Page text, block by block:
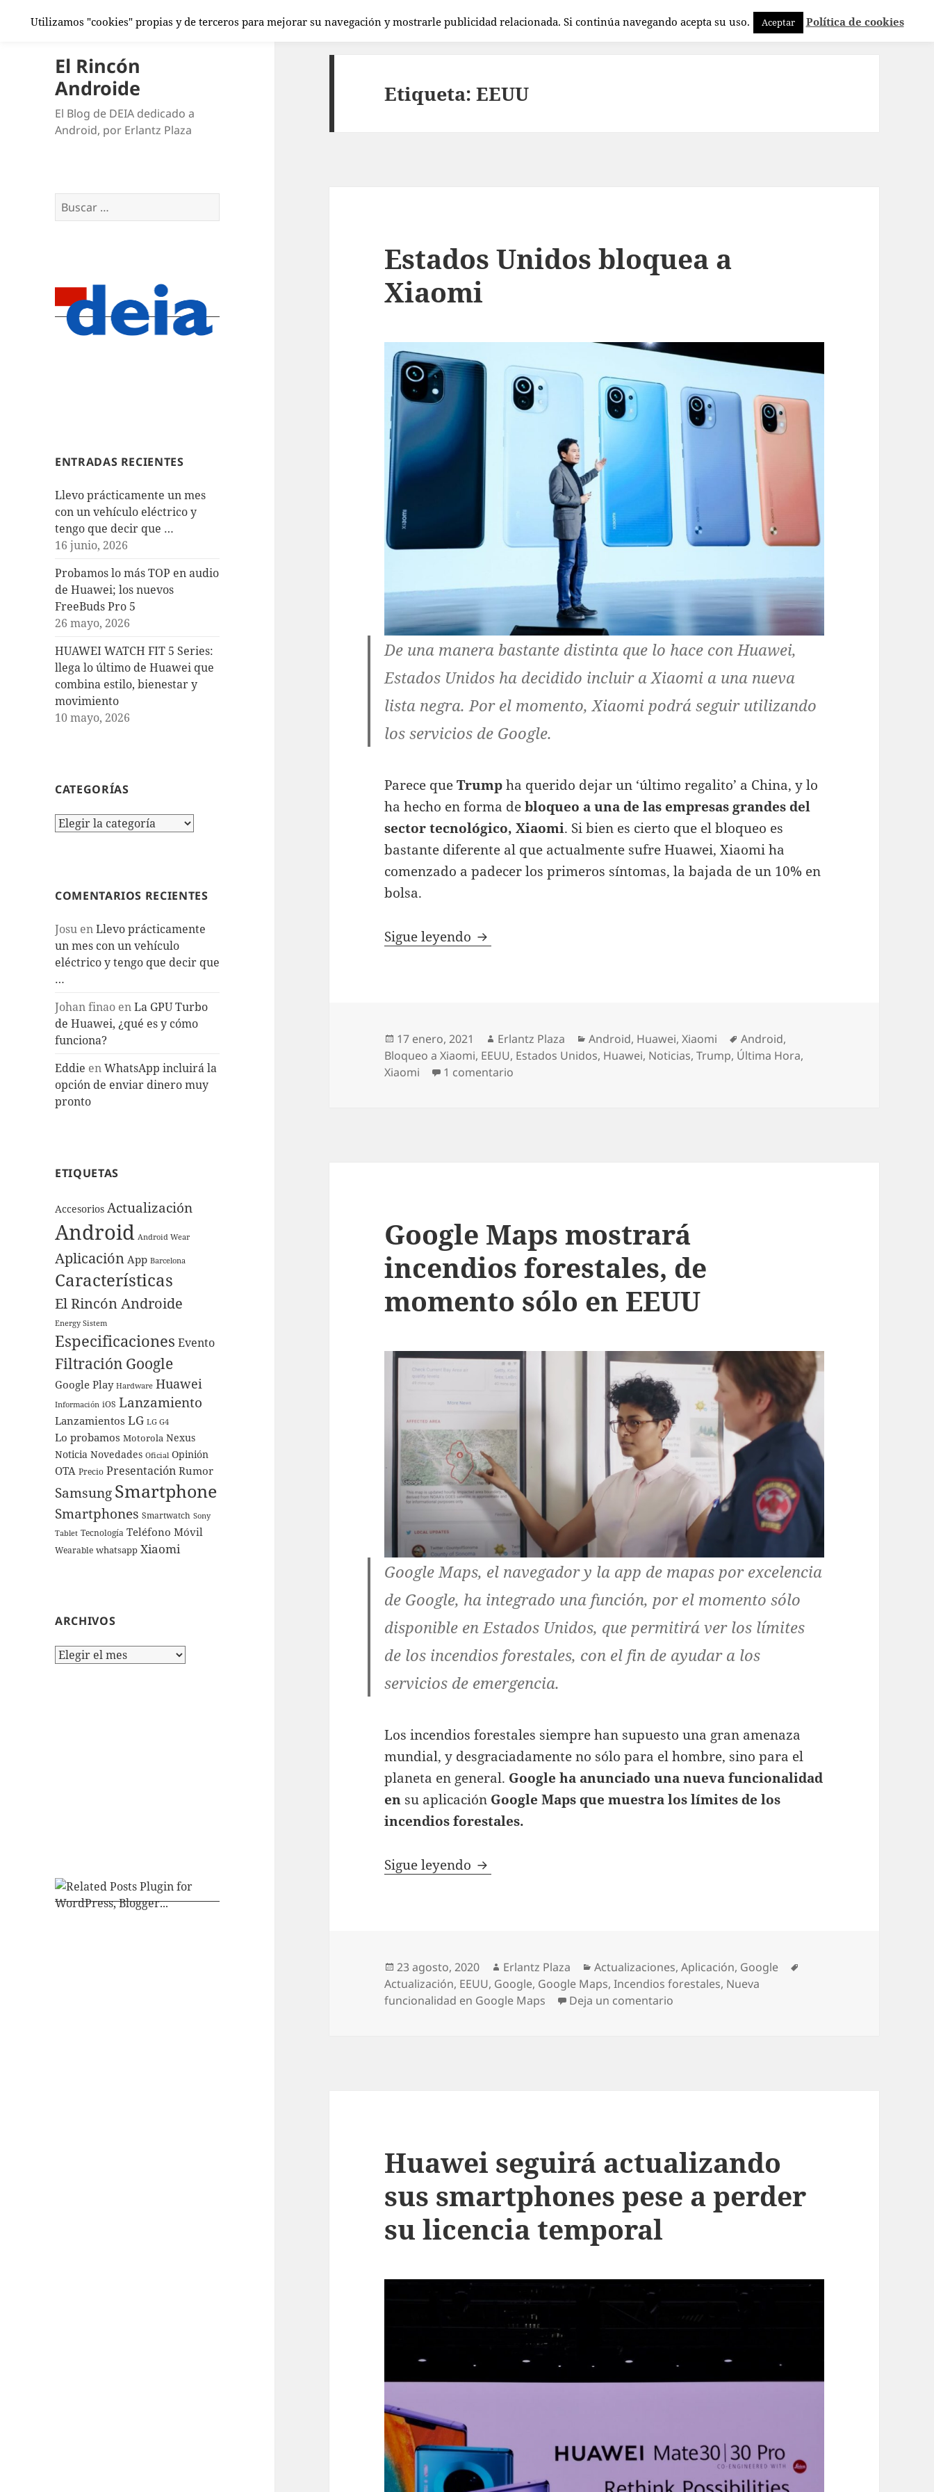
El Rincón
Androide
El Blog de DEIA dedicado a
Android, por Erlantz Plaza
Buscar:
ENTRADAS RECIENTES
Llevo prácticamente un mes
con un vehículo eléctrico y
tengo que decir que …
16 junio, 2026
Probamos lo más TOP en audio
de Huawei; los nuevos
FreeBuds Pro 5
26 mayo, 2026
HUAWEI WATCH FIT 5 Series:
llega lo último de Huawei que
combina estilo, bienestar y
movimiento
10 mayo, 2026
CATEGORÍAS
Categorías
COMENTARIOS RECIENTES
Josu enLlevo prácticamente
un mes con un vehículo
eléctrico y tengo que decir que
…
Johan finao enLa GPU Turbo
de Huawei, ¿qué es y cómo
funciona?
Eddie enWhatsApp incluirá la
opción de enviar dinero muy
pronto
ETIQUETAS
Accesorios Actualización
Android Android Wear
Aplicación App Barcelona
Características
El Rincón Androide
Energy Sistem
Especificaciones Evento
Filtración Google
Google Play Hardware Huawei
Información iOS Lanzamiento
Lanzamientos LG LG G4
Lo probamos Motorola Nexus
Noticia Novedades Oficial Opinión
OTA Precio Presentación Rumor
SamsungSmartphone
Smartphones Smartwatch Sony
Tablet Tecnología Teléfono Móvil
Wearable whatsapp Xiaomi
ARCHIVOS
Archivos
Etiqueta:EEUU
Estados Unidos bloquea a
Xiaomi
De una manera bastante distinta que lo hace con Huawei,
Estados Unidos ha decidido incluir a Xiaomi a una nueva
lista negra. Por el momento, Xiaomi podrá seguir utilizando
los servicios de Google.
Parece queTrumpha querido dejar un ‘último regalito’ a China, y lo
ha hecho en forma debloqueo a una de las empresas grandes del
sector tecnológico, Xiaomi. Si bien es cierto que el bloqueo es
bastante diferente al que actualmente sufre Huawei, Xiaomi ha
comenzado a padecer los primeros síntomas, la bajada de un 10% en
bolsa.
Sigue leyendo Estados Unidos bloquea a Xiaomi
Publicado
el
17 enero, 2021 Autor
Erlantz Plaza Categorías
Android, Huawei,Xiaomi Etiquetas
Android,
Bloqueo a Xiaomi, EEUU, Estados Unidos, Huawei, Noticias,Trump, Última Hora,
Xiaomi
1 comentario
Google Maps mostrará
incendios forestales, de
momento sólo en EEUU
Google Maps, el navegador y la app de mapas por excelencia
de Google, ha integrado una función, por el momento sólo
disponible en Estados Unidos, que permitirá ver los límites
de los incendios forestales, con el fin de ayudar a los
servicios de emergencia.
Los incendios forestales siempre han supuesto una gran amenaza
mundial, y desgraciadamente no sólo para el hombre, sino para el
planeta en general. Google ha anunciado una nueva funcionalidad
en su aplicación Google Maps que muestra los límites de los
incendios forestales.
Sigue leyendo Google Maps mostrará incendios forestales, de momento sólo en EEUU
Publicado
el
23 agosto, 2020 Autor
Erlantz Plaza Categorías
Actualizaciones,Aplicación, Google
Actualización, EEUU, Google, Google Maps,Incendios forestales, Nueva
funcionalidad en Google Maps
Deja un comentario
Huawei seguirá actualizando
sus smartphones pese a perder
su licencia temporal
Utilizamos "cookies" propias y de terceros para mejorar su navegación y mostrarle publicidad relacionada. Si continúa navegando acepta su uso. Aceptar Política de cookies